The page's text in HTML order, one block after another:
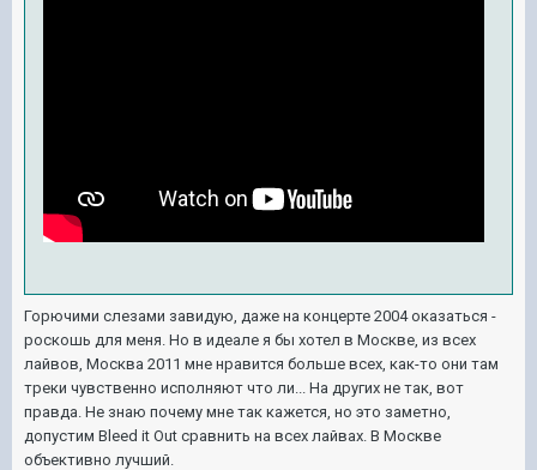
Горючими слезами завидую, даже на концерте 2004 оказаться -
роскошь для меня. Но в идеале я бы хотел в Москве, из всех
лайвов, Москва 2011 мне нравится больше всех, как-то они там
треки чувственно исполняют что ли... На других не так, вот
правда. Не знаю почему мне так кажется, но это заметно,
допустим Bleed it Out сравнить на всех лайвах. В Москве
объективно лучший.